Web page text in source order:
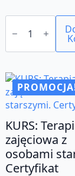
ilość
KURS:
TAROT
FINANSOWY.
kart
na
pieniądze
i
biznes
z
interpretacją.
Certyfikat
KURS:
zajęciowa z
osobami
Certyfikat